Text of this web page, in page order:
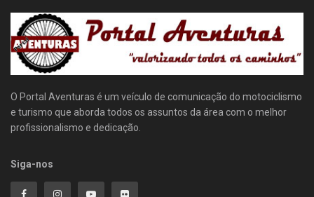
O Portal Aventuras é um veículo de comunicação do motociclismo
e turismo que aborda todos os assuntos da área com o melhor
profissionalismo e dedicação.
Siga-nos